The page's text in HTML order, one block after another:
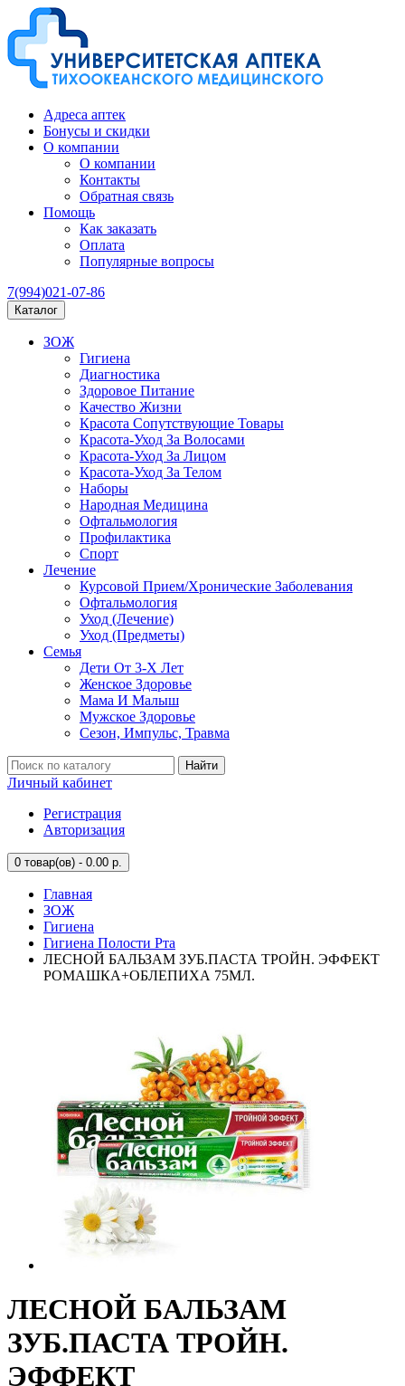
Адреса аптек
Бонусы и скидки
О компании
О компании
Контакты
Обратная связь
Помощь
Как заказать
Оплата
Популярные вопросы
7(994)021-07-86
Каталог
ЗОЖ
Гигиена
Диагностика
Здоровое Питание
Качество Жизни
Красота Сопутствующие Товары
Красота-Уход За Волосами
Красота-Уход За Лицом
Красота-Уход За Телом
Наборы
Народная Медицина
Офтальмология
Профилактика
Спорт
Лечение
Курсовой Прием/Хронические Заболевания
Офтальмология
Уход (Лечение)
Уход (Предметы)
Семья
Дети От 3-Х Лет
Женское Здоровье
Мама И Малыш
Мужское Здоровье
Сезон, Импульс, Травма
Найти
Личный кабинет
Регистрация
Авторизация
0 товар(ов) - 0.00 р.
Главная
ЗОЖ
Гигиена
Гигиена Полости Рта
ЛЕСНОЙ БАЛЬЗАМ ЗУБ.ПАСТА ТРОЙН. ЭФФЕКТ
РОМАШКА+ОБЛЕПИХА 75МЛ.
ЛЕСНОЙ БАЛЬЗАМ
ЗУБ.ПАСТА ТРОЙН.
ЭФФЕКТ